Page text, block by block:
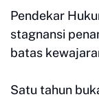
Pendekar
stagnansi
batas
Satu tahun